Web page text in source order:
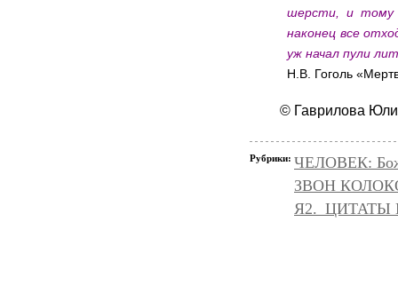
шерсти, и тому
наконец все
уж начал пули
Н.В. Гоголь
© Гаврилова
Рубрики: ЧЕЛОВЕК:
ЗВОН